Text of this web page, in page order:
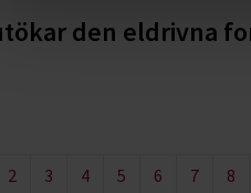
den eldrivna
2 3 4 5 6 7 8